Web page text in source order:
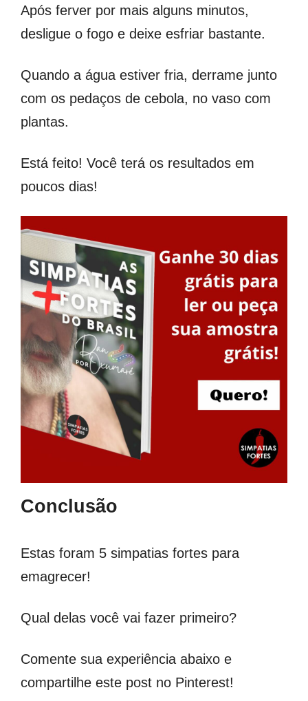
Após ferver por mais alguns minutos,
desligue o fogo e deixe esfriar bastante.
Quando a água estiver fria, derrame junto
com os pedaços de cebola, no vaso com
plantas.
Está feito! Você terá os resultados em
poucos dias!
Conclusão
Estas foram 5 simpatias fortes para
emagrecer!
Qual delas você vai fazer primeiro?
Comente sua experiência abaixo e
compartilhe este post no Pinterest!